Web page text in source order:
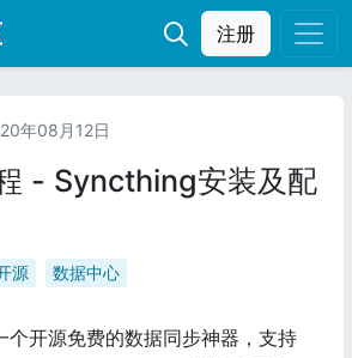
注册
年08月12日
- Syncthing安装及配
源 数据中心
开源免费的数据同步神器，支持